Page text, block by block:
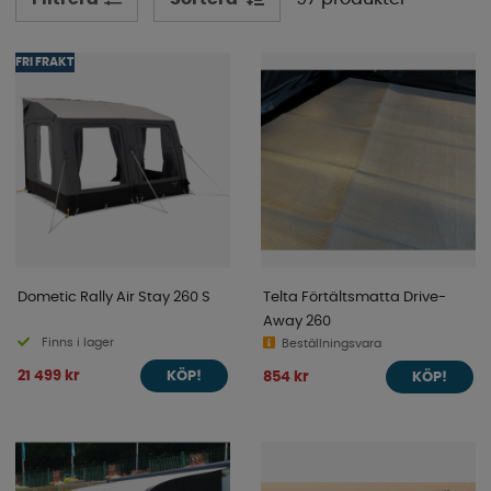
FRI FRAKT
Dometic Rally Air Stay 260 S
Finns i lager
21 499 kr KÖP!
Telta Förtältsmatta Drive-
Away 260
Beställningsvara
854 kr KÖP!